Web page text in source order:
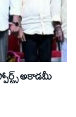
అకాడమీ